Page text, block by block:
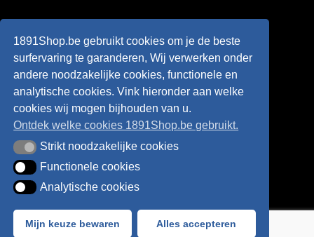
Europese
Retourneren
Algemene voorwaarden
BancontactVisa
1891Shop.be gebruikt cookies om je de beste
surfervaring te garanderen, Wij verwerken onder
andere noodzakelijke cookies, functionele en
analytische cookies. Vink hieronder aan welke
cookies wij mogen bijhouden van u.
Ontdek welke cookies 1891Shop.be gebruikt.
Strikt noodzakelijke cookies
Strikt noodzakelijke cookies
Functionele cookies
Functionele cookies
Analytische cookies
Analytische cookies
Mijn keuze bewaren Alles accepteren